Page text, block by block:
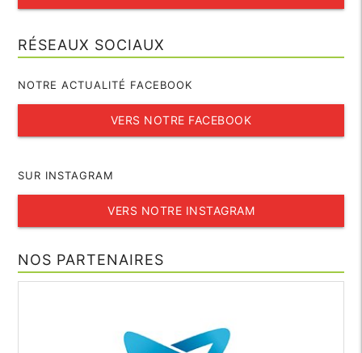
RÉSEAUX SOCIAUX
NOTRE ACTUALITÉ FACEBOOK
VERS NOTRE FACEBOOK
SUR INSTAGRAM
VERS NOTRE INSTAGRAM
NOS PARTENAIRES